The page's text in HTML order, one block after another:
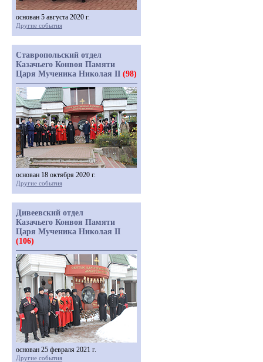
основан 5 августа 2020 г.
Другие события
Ставропольский отдел
Казачьего Конвоя Памяти
Царя Мученика Николая II (98)
основан 18 октября 2020 г.
Другие события
Дивеевский отдел
Казачьего Конвоя Памяти
Царя Мученика Николая II
(106)
основан 25 февраля 2021 г.
Другие события